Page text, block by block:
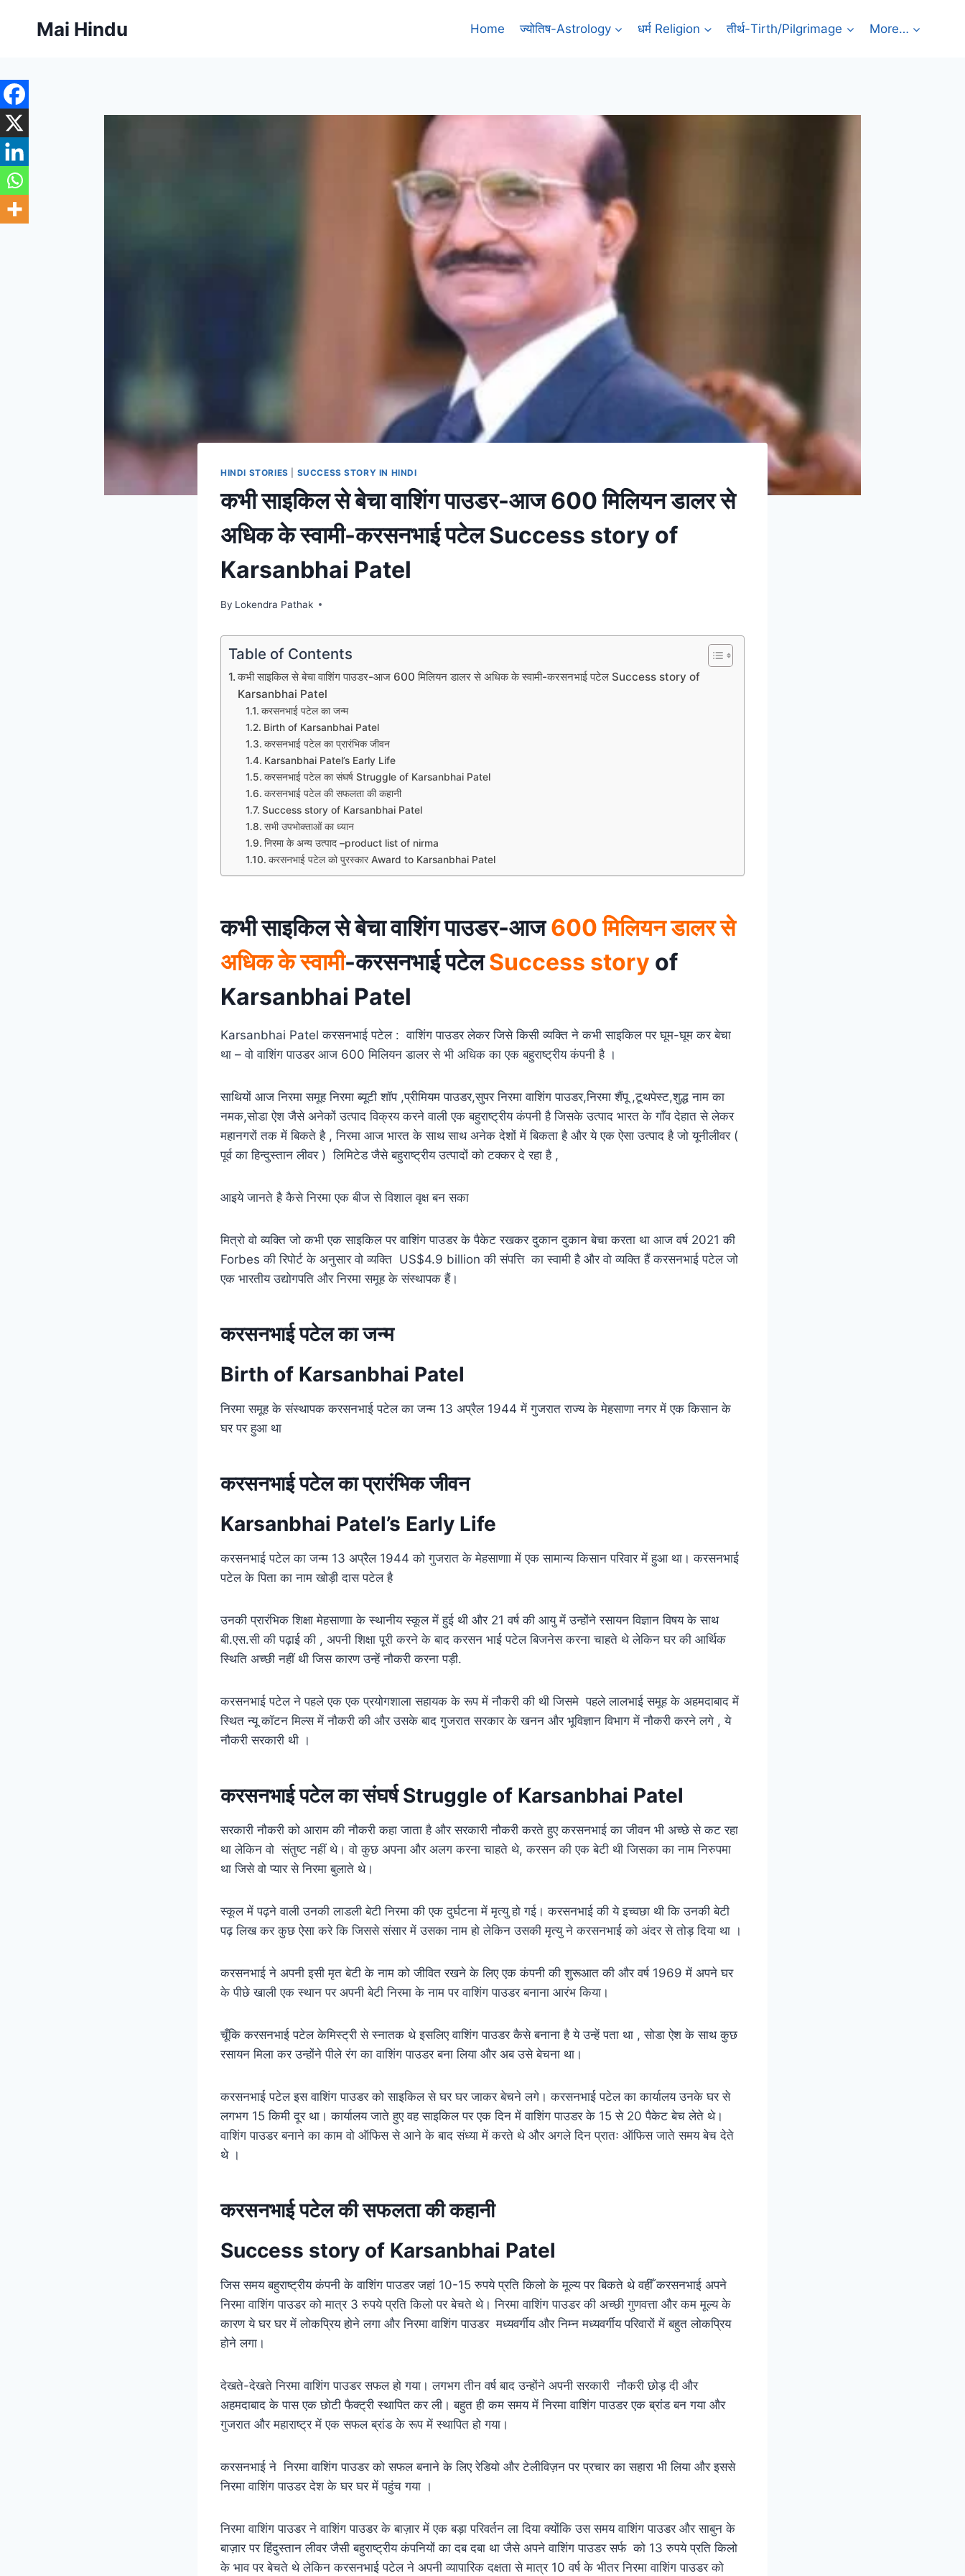
Mai Hindu Home ज्योतिष-Astrology धर्म Religion तीर्थ-Tirth/Pilgrimage More…
HINDI STORIES SUCCESS STORY IN HINDI
कभी साइकिल से बेचा वाशिंग पाउडर-आज 600 मिलियन डालर से
अधिक के स्वामी-करसनभाई पटेल Success story of
Karsanbhai Patel
By Lokendra Pathak
Table of Contents
कभी साइकिल से बेचा वाशिंग पाउडर-आज 600 मिलियन डालर से अधिक के स्वामी-करसनभाई पटेल Success story of
Karsanbhai Patel
करसनभाई पटेल का जन्म
Birth of Karsanbhai Patel
करसनभाई पटेल का प्रारंभिक जीवन
Karsanbhai Patel’s Early Life
करसनभाई पटेल का संघर्ष Struggle of Karsanbhai Patel
करसनभाई पटेल की सफलता की कहानी
Success story of Karsanbhai Patel
सभी उपभोक्ताओं का ध्यान
निरमा के अन्य उत्पाद –product list of nirma
करसनभाई पटेल को पुरस्कार Award to Karsanbhai Patel
कभी साइकिल से बेचा वाशिंग पाउडर-आज600 मिलियन डालर से
अधिक के स्वामी-करसनभाई पटेलSuccess story of
Karsanbhai Patel
Karsanbhai Patel करसनभाई पटेल : वाशिंग पाउडर लेकर जिसे किसी व्यक्ति ने कभी साइकिल पर घूम-घूम कर बेचा
था – वो वाशिंग पाउडर आज 600 मिलियन डालर से भी अधिक का एक बहुराष्ट्रीय कंपनी है ।
साथियों आज निरमा समूह निरमा ब्यूटी शॉप ,प्रीमियम पाउडर,सुपर निरमा वाशिंग पाउडर,निरमा शैंपू ,टूथपेस्ट,शुद्ध नाम का
नमक,सोडा ऐश जैसे अनेकों उत्पाद विक्रय करने वाली एक बहुराष्ट्रीय कंपनी है जिसके उत्पाद भारत के गाँव देहात से लेकर
महानगरों तक में बिकते है , निरमा आज भारत के साथ साथ अनेक देशों में बिकता है और ये एक ऐसा उत्पाद है जो यूनीलीवर (
पूर्व का हिन्दुस्तान लीवर ) लिमिटेड जैसे बहुराष्ट्रीय उत्पादों को टक्कर दे रहा है ,
आइये जानते है कैसे निरमा एक बीज से विशाल वृक्ष बन सका
मित्रो वो व्यक्ति जो कभी एक साइकिल पर वाशिंग पाउडर के पैकेट रखकर दुकान दुकान बेचा करता था आज वर्ष 2021 की
Forbes की रिपोर्ट के अनुसार वो व्यक्ति US$4.9 billion की संपत्ति का स्वामी है और वो व्यक्ति हैं करसनभाई पटेल जो
एक भारतीय उद्योगपति और निरमा समूह के संस्थापक हैं।
करसनभाई पटेल का जन्म
Birth of Karsanbhai Patel
निरमा समूह के संस्थापक करसनभाई पटेल का जन्म 13 अप्रैल 1944 में गुजरात राज्य के मेहसाणा नगर में एक किसान के
घर पर हुआ था
करसनभाई पटेल का प्रारंभिक जीवन
Karsanbhai Patel’s Early Life
करसनभाई पटेल का जन्म 13 अप्रैल 1944 को गुजरात के मेहसाणाा में एक सामान्य किसान परिवार में हुआ था। करसनभाई
पटेल के पिता का नाम खोड़ी दास पटेल है
उनकी प्रारंभिक शिक्षा मेहसाणाा के स्थानीय स्कूल में हुई थी और 21 वर्ष की आयु में उन्होंने रसायन विज्ञान विषय के साथ
बी.एस.सी की पढ़ाई की , अपनी शिक्षा पूरी करने के बाद करसन भाई पटेल बिजनेस करना चाहते थे लेकिन घर की आर्थिक
स्थिति अच्छी नहीं थी जिस कारण उन्हें नौकरी करना पड़ी.
करसनभाई पटेल ने पहले एक एक प्रयोगशाला सहायक के रूप में नौकरी की थी जिसमे पहले लालभाई समूह के अहमदाबाद में
स्थित न्यू कॉटन मिल्स में नौकरी की और उसके बाद गुजरात सरकार के खनन और भूविज्ञान विभाग में नौकरी करने लगे , ये
नौकरी सरकारी थी ।
करसनभाई पटेल का संघर्ष Struggle of Karsanbhai Patel
सरकारी नौकरी को आराम की नौकरी कहा जाता है और सरकारी नौकरी करते हुए करसनभाई का जीवन भी अच्छे से कट रहा
था लेकिन वो संतुष्ट नहीं थे। वो कुछ अपना और अलग करना चाहते थे, करसन की एक बेटी थी जिसका का नाम निरुपमा
था जिसे वो प्यार से निरमा बुलाते थे।
स्कूल में पढ़ने वाली उनकी लाडली बेटी निरमा की एक दुर्घटना में मृत्यु हो गई। करसनभाई की ये इच्वछा थी कि उनकी बेटी
पढ़ लिख कर कुछ ऐसा करे कि जिससे संसार में उसका नाम हो लेकिन उसकी मृत्यु ने करसनभाई को अंदर से तोड़ दिया था ।
करसनभाई ने अपनी इसी मृत बेटी के नाम को जीवित रखने के लिए एक कंपनी की शुरूआत की और वर्ष 1969 में अपने घर
के पीछे खाली एक स्थान पर अपनी बेटी निरमा के नाम पर वाशिंग पाउडर बनाना आरंभ किया।
चूँकि करसनभाई पटेल केमिस्ट्री से स्नातक थे इसलिए वाशिंग पाउडर कैसे बनाना है ये उन्हें पता था , सोडा ऐश के साथ कुछ
रसायन मिला कर उन्होंने पीले रंग का वाशिंग पाउडर बना लिया और अब उसे बेचना था।
करसनभाई पटेल इस वाशिंग पाउडर को साइकिल से घर घर जाकर बेचने लगे। करसनभाई पटेल का कार्यालय उनके घर से
लगभग 15 किमी दूर था। कार्यालय जाते हुए वह साइकिल पर एक दिन में वाशिंग पाउडर के 15 से 20 पैकेट बेच लेते थे।
वाशिंग पाउडर बनाने का काम वो ऑफिस से आने के बाद संध्या में करते थे और अगले दिन प्रातः ऑफिस जाते समय बेच देते
थे ।
करसनभाई पटेल की सफलता की कहानी
Success story of Karsanbhai Patel
जिस समय बहुराष्ट्रीय कंपनी के वाशिंग पाउडर जहां 10-15 रुपये प्रति किलो के मूल्य पर बिकते थे वहीँ करसनभाई अपने
निरमा वाशिंग पाउडर को मात्र 3 रुपये प्रति किलो पर बेचते थे। निरमा वाशिंग पाउडर की अच्छी गुणवत्ता और कम मूल्य के
कारण ये घर घर में लोकप्रिय होने लगा और निरमा वाशिंग पाउडर मध्यवर्गीय और निम्न मध्यवर्गीय परिवारों में बहुत लोकप्रिय
होने लगा।
देखते-देखते निरमा वाशिंग पाउडर सफल हो गया। लगभग तीन वर्ष बाद उन्होंने अपनी सरकारी नौकरी छोड़ दी और
अहमदाबाद के पास एक छोटी फैक्ट्री स्थापित कर ली। बहुत ही कम समय में निरमा वाशिंग पाउडर एक ब्रांड बन गया और
गुजरात और महाराष्ट्र में एक सफल ब्रांड के रूप में स्थापित हो गया।
करसनभाई ने निरमा वाशिंग पाउडर को सफल बनाने के लिए रेडियो और टेलीविज़न पर प्रचार का सहारा भी लिया और इससे
निरमा वाशिंग पाउडर देश के घर घर में पहुंच गया ।
निरमा वाशिंग पाउडर ने वाशिंग पाउडर के बाज़ार में एक बड़ा परिवर्तन ला दिया क्योंकि उस समय वाशिंग पाउडर और साबुन के
बाज़ार पर हिंदुस्तान लीवर जैसी बहुराष्ट्रीय कंपनियों का दब दबा था जैसे अपने वाशिंग पाउडर सर्फ को 13 रुपये प्रति किलो
के भाव पर बेचते थे लेकिन करसनभाई पटेल ने अपनी व्यापारिक दक्षता से मात्र 10 वर्ष के भीतर निरमा वाशिंग पाउडर को